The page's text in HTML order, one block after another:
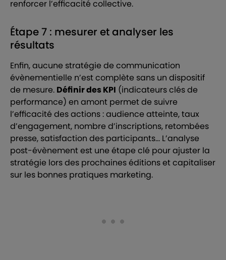
renforcer l’efficacité collective.
Étape 7 : mesurer et analyser les
résultats
Enfin, aucune stratégie de communication
évènementielle n’est complète sans un dispositif
de mesure. Définir des KPI (indicateurs clés de
performance) en amont permet de suivre
l’efficacité des actions : audience atteinte, taux
d’engagement, nombre d’inscriptions, retombées
presse, satisfaction des participants… L’analyse
post-évènement est une étape clé pour ajuster la
stratégie lors des prochaines éditions et capitaliser
sur les bonnes pratiques marketing.